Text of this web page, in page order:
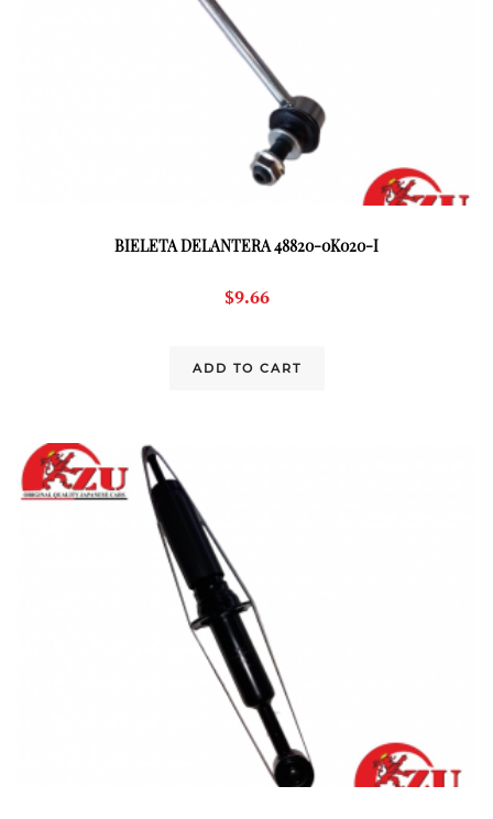
BIELETA DELANTERA 48820-0K020-I
$9.66
ADD TO CART